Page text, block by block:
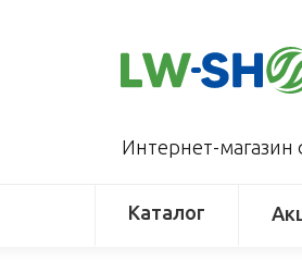
Интернет-
Каталог